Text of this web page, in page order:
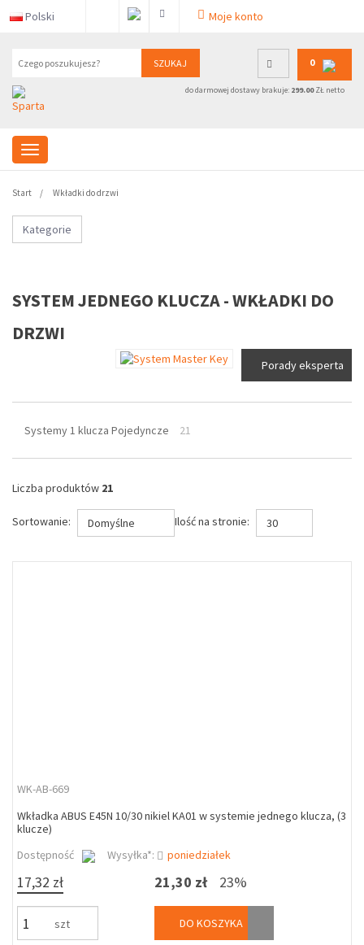
Polski Moje konto
SZUKAJ 0
do darmowej dostawy brakuje: 299.00ZŁ netto
Start Wkładki do drzwi
Kategorie
SYSTEM JEDNEGO KLUCZA - WKŁADKI DO
DRZWI
Porady eksperta
Systemy 1 klucza Pojedyncze 21
Liczba produktów 21
Sortowanie: Domyślne Ilość na stronie: 30
WK-AB-669
Wkładka ABUS E45N 10/30 nikiel KA01 w systemie jednego klucza, (3
klucze)
Dostępność
Wysyłka*: poniedziałek
17,32 zł
szt
21,30 zł 23%
DO KOSZYKA